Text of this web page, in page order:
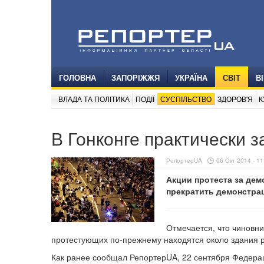
ГОЛОВНА ЗАПОРІЖЖЯ УКРАЇНА СВІТ
ВЛАДА ТА ПОЛІТИКА ПОДІЇ СУСПІЛЬСТВО ЗДОРОВ'Я
В Гонконге практически
РепортерUA 06 Окт 2014 -
Акции протеста за
прекратить
Отмечается, что
протестующих по-прежнему находятся около здания
Как ранее сообщал РепортерUA, 22 сентября